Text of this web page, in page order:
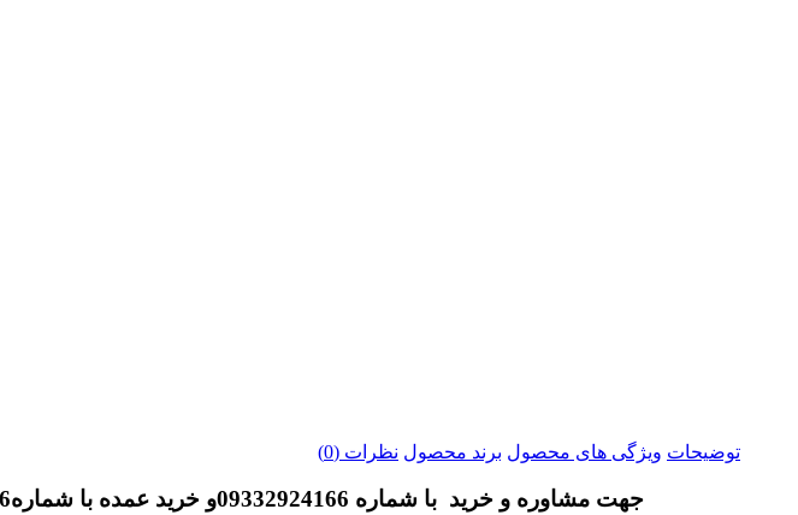
توضیحات ویژگی های محصول برند محصول نظرات (0)
جهت مشاوره و خرید با شماره 09332924166و خرید عمده با شماره09143424166تماس بگیرید